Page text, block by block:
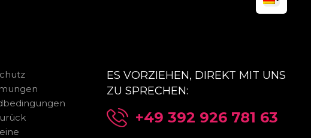
ES VORZIEHEN, DIREKT MIT UNS
ZU SPRECHEN:
+49 392 926 781 63